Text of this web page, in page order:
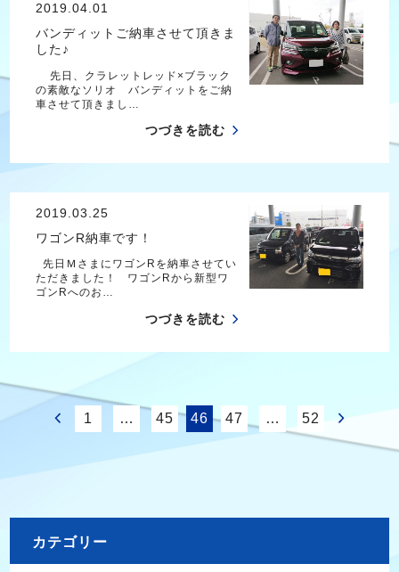
2019.04.01
バンディットご納車させて頂きま
した♪
先日、クラレットレッド×ブラック
の素敵なソリオ バンディットをご納
車させて頂きまし…
つづきを読む
2019.03.25
ワゴンR納車です！
先日ＭさまにワゴンRを納車させてい
ただきました！ ワゴンRから新型ワ
ゴンRへのお…
つづきを読む
1 … 45 46 47 … 52
カテゴリー